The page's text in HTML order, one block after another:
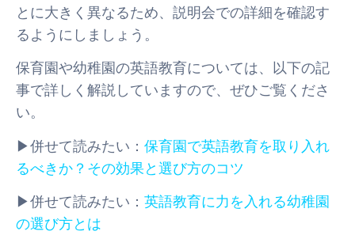
とに大きく異なるため、説明会での詳細を確認す
るようにしましょう。
保育園や幼稚園の英語教育については、以下の記
事で詳しく解説していますので、ぜひご覧くださ
い。
▶併せて読みたい： 保育園で英語教育を取り入れ
るべきか？その効果と選び方のコツ
▶併せて読みたい： 英語教育に力を入れる幼稚園
の選び方とは